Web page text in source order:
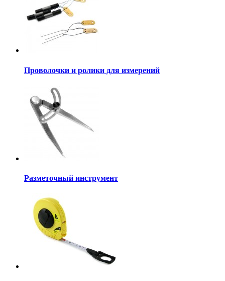
Проволочки и ролики для измерений
Разметочный инструмент